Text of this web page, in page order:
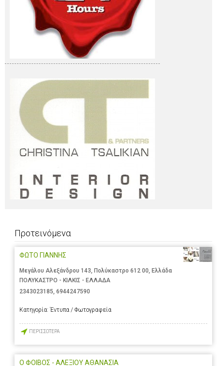
Προτεινόμενα
ΦΩΤΟ ΓΙΑΝΝΗΣ
Μεγάλου Αλεξάνδρου 143, Πολύκαστρο 612 00, Ελλάδα
ΠΟΛΥΚΑΣΤΡΟ - ΚΙΛΚΙΣ - ΕΛΛΑΔΑ
2343023185 6944247590
Κατηγορία: Έντυπα / Φωτογραφεία
ΠΕΡΙΣΣΟΤΕΡΑ
Ο ΦΟΙΒΟΣ - ΑΛΕΞΙΟΥ ΑΘΑΝΑΣΙΑ